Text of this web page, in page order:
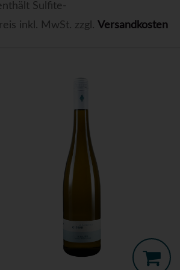
Sulfite-
inkl. MwSt. zzgl. Versandkosten